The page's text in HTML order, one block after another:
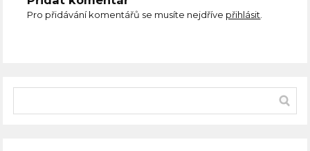
Pro přidávání komentářů se musíte nejdříve přihlásit